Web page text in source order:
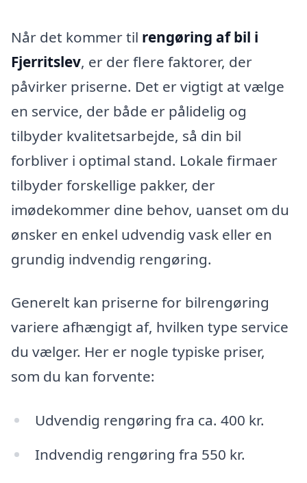
Når det kommer til rengøring af bil i
Fjerritslev, er der flere faktorer, der
påvirker priserne. Det er vigtigt at vælge
en service, der både er pålidelig og
tilbyder kvalitetsarbejde, så din bil
forbliver i optimal stand. Lokale firmaer
tilbyder forskellige pakker, der
imødekommer dine behov, uanset om du
ønsker en enkel udvendig vask eller en
grundig indvendig rengøring.
Generelt kan priserne for bilrengøring
variere afhængigt af, hvilken type service
du vælger. Her er nogle typiske priser,
som du kan forvente:
Udvendig rengøring fra ca. 400 kr.
Indvendig rengøring fra 550 kr.